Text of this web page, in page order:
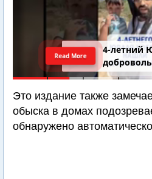
4-летний
Read More
Это издание также
обыска в домах
обнаружено